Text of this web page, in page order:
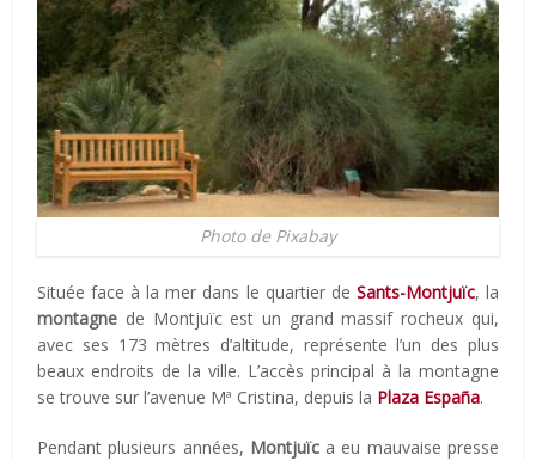
Photo de Pixabay
Située face à la mer dans le quartier de Sants-Montjuïc, la
montagne de Montjuïc est un grand massif rocheux qui,
avec ses 173 mètres d’altitude, représente l’un des plus
beaux endroits de la ville. L’accès principal à la montagne
se trouve sur l’avenue Mª Cristina, depuis la Plaza España.
Pendant plusieurs années, Montjuïca eu mauvaise presse